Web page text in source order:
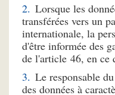
Lorsque les
transférées vers un
internationale, la
d'être informée des
de l'article 46, en ce
Le responsable
des données à